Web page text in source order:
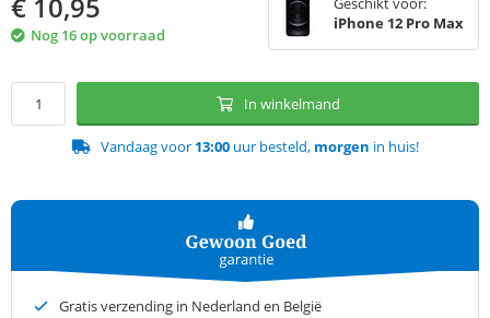
Nog 16 op voorraad
iPhone 12 Pro Max
In winkelmand
Vandaag voor 13:00uur besteld, morgen in huis!
Gratis verzending in Nederland en België